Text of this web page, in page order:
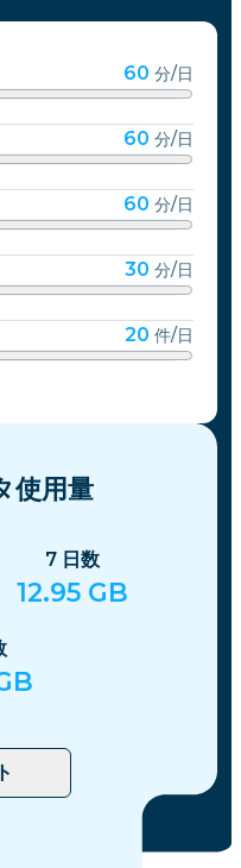
60 分/日
60 分/日
60 分/日
30 分/日
20 件/日
使用量
7 日数
12.95 GB